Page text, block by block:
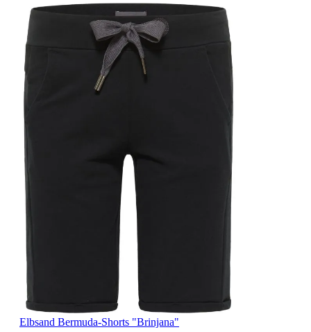
Elbsand Bermuda-Shorts "Brinjana"